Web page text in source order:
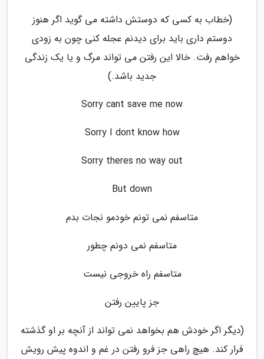
(خطاب به کسی که دوستش داشته می گوید اگر هنوز
دوستم داری باید برای دیدنم عجله کنی چون به زودی
خواهم رفت. خالا این رفتن می تواند مرگ و یا یک زندگی
جدید باشد.)
Sorry cant save me now
Sorry I dont know how
Sorry theres no way out
But down
متاسفم نمی تونم خودمو نجات بدم
متاسفم نمی دونم چطور
متاسفم راه خروجی نیست
جز پایین رفتن
(دیگر اگر خودش هم بخواهد نمی تواند از آنچه بر او گذشته
فرار کند. هیچ راهی جز فرو رفتن در غم و اندوه پیش رویش